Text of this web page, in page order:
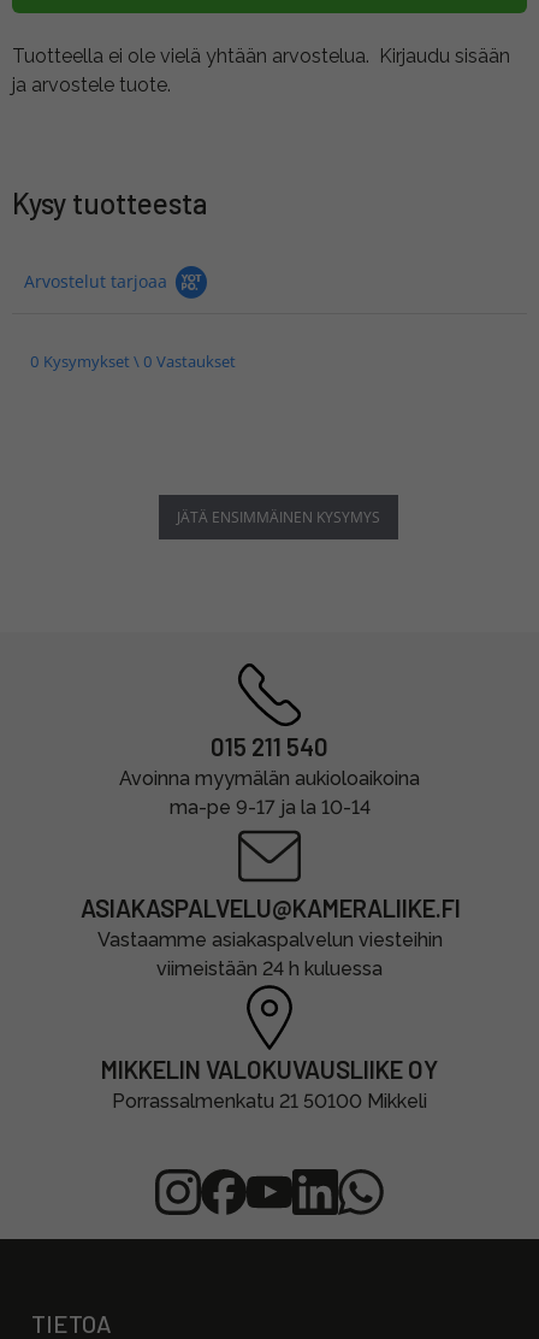
Tuotteella ei ole vielä yhtään arvostelua. Kirjaudu sisään
ja arvostele tuote.
Kysy tuotteesta
Arvostelut tarjoaa
0 Kysymykset \ 0 Vastaukset
JÄTÄ ENSIMMÄINEN KYSYMYS
015 211 540
Avoinna myymälän aukioloaikoina
ma-pe 9-17 ja la 10-14
ASIAKASPALVELU@KAMERALIIKE.FI
Vastaamme asiakaspalvelun viesteihin
viimeistään 24 h kuluessa
MIKKELIN VALOKUVAUSLIIKE OY
Porrassalmenkatu 21 50100 Mikkeli
TIETOA